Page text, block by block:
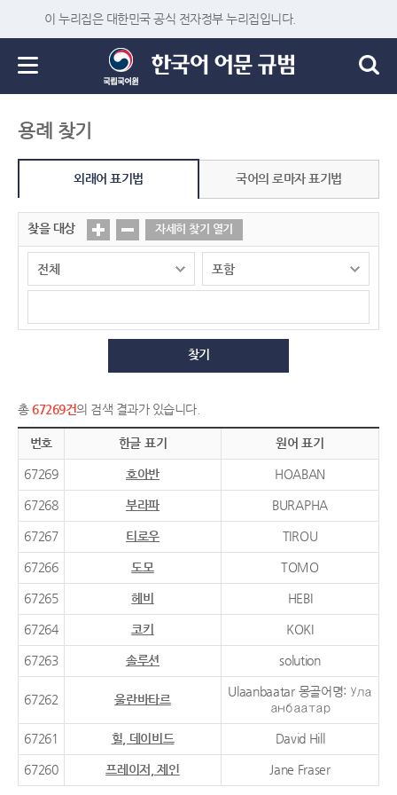
이 누리집은 대한민국 공식 전자정부 누리집입니다.
용례 찾기
외래어 표기법 국어의 로마자 표기법
찾을 대상 자세히 찾기 열기
찾기
총 67269건의 검색 결과가 있습니다.
번호 한글 표기 원어 표기
67269 호아반 HOABAN
67268 부라파 BURAPHA
67267 티로우 TIROU
67266 도모 TOMO
67265 헤비 HEBI
67264 코키 KOKI
67263 솔루션 solution
67262 울란바타르
Ulaanbaatar 몽골어명: Ула
анбаатар
67261 힐, 데이비드 David Hill
67260 프레이저, 제인 Jane Fraser